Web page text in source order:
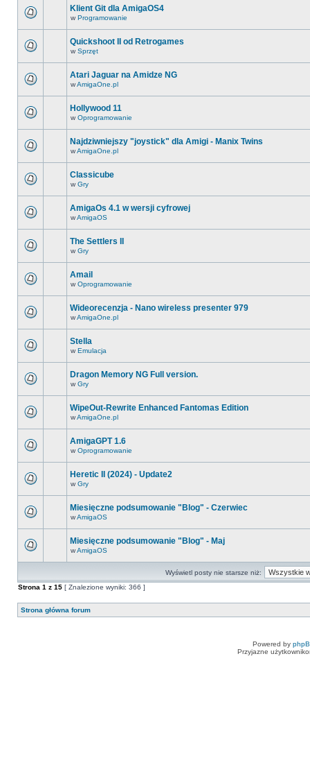
Klient Git dla AmigaOS4
w Programowanie
Quickshoot II od Retrogames
w Sprzęt
Atari Jaguar na Amidze NG
wAmigaOne.pl
Hollywood 11
w Oprogramowanie
Najdziwniejszy "joystick" dla Amigi - Manix Twins
wAmigaOne.pl
Classicube
w Gry
AmigaOs 4.1 w wersji cyfrowej
wAmigaOS
The Settlers II
w Gry
Amail
w Oprogramowanie
Wideorecenzja - Nano wireless presenter 979
wAmigaOne.pl
Stella
w Emulacja
Dragon Memory NG Full version.
w Gry
WipeOut-Rewrite Enhanced Fantomas Edition
wAmigaOne.pl
AmigaGPT 1.6
w Oprogramowanie
Heretic II (2024) - Update2
w Gry
Miesięczne podsumowanie "Blog" - Czerwiec
wAmigaOS
Miesięczne podsumowanie "Blog" - Maj
wAmigaOS
Wyświetl posty nie starsze niż:
Strona 1 z 15 [ Znalezione wyniki: 366 ]
Strona główna forum
Powered by
Przyjazne